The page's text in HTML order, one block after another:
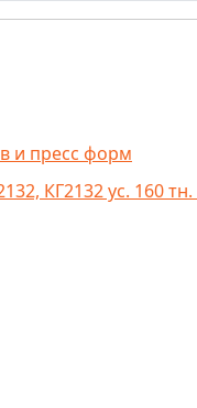
и пресс форм
КГ2132 ус. 160 тн.